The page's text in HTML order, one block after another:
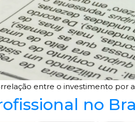
entre o investimento por
no